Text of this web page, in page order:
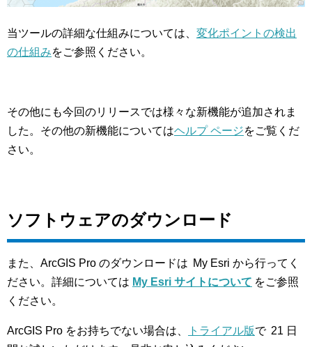
当ツールの詳細な仕組みについては、 変化ポイントの検出
の仕組みをご参照ください。
その他にも今回のリリースでは様々な新機能が追加されま
した。その他の新機能についてはヘルプ ページをご覧くだ
さい。
ソフトウェアのダウンロード
また、ArcGIS Pro のダウンロードは My Esri から行ってく
ださい。詳細については My Esri サイトについて をご参照
ください。
ArcGIS Pro をお持ちでない場合は、 トライアル版で 21 日